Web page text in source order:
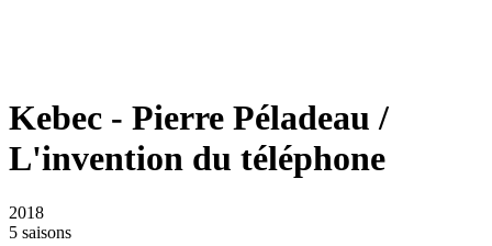
Kebec - Pierre Péladeau /
L'invention du téléphone
2018
5 saisons